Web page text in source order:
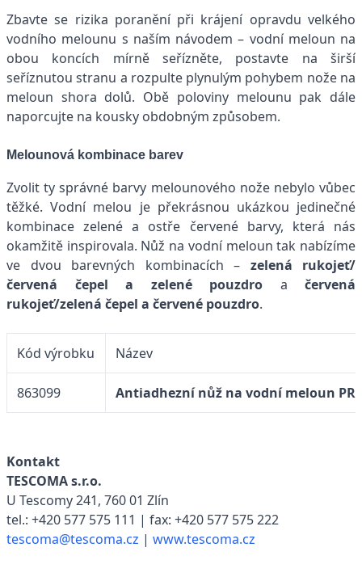
Zbavte se rizika poranění při krájení opravdu velkého
vodního melounu s naším návodem – vodní meloun na
obou koncích mírně seřízněte, postavte na širší
seříznutou stranu a rozpulte plynulým pohybem nože na
meloun shora dolů. Obě poloviny melounu pak dále
naporcujte na kousky obdobným způsobem.
Melounová kombinace barev
Zvolit ty správné barvy melounového nože nebylo vůbec
těžké. Vodní melou je překrásnou ukázkou jedinečné
kombinace zelené a ostře červené barvy, která nás
okamžitě inspirovala. Nůž na vodní meloun tak nabízíme
ve dvou barevných kombinacích – zelená rukojeť/
červená čepel a zelené pouzdro a červená
rukojeť/zelená čepel a červené pouzdro.
Kód výrobku Název
863099 Antiadhezní nůž na vodní meloun
Kontakt
TESCOMA s.r.o.
U Tescomy 241, 760 01 Zlín
tel.: +420 577 575 111 | fax: +420 577 575 222
tescoma@tescoma.cz | www.tescoma.cz